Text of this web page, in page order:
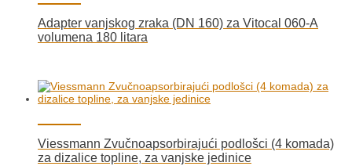
Adapter vanjskog zraka (DN 160) za Vitocal 060-A
volumena 180 litara
Viessmann Zvučnoapsorbirajući podlošci (4 komada)
za dizalice topline, za vanjske jedinice